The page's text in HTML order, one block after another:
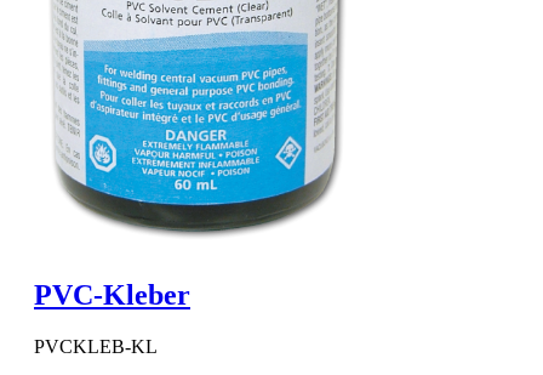
PVC-Kleber
PVCKLEB-KL